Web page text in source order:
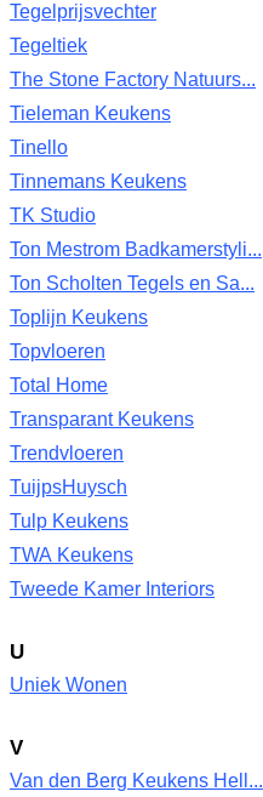
Tegelprijsvechter
Tegeltiek
The Stone Factory Natuurs...
Tieleman Keukens
Tinello
Tinnemans Keukens
TK Studio
Ton Mestrom Badkamerstyli...
Ton Scholten Tegels en Sa...
Toplijn Keukens
Topvloeren
Total Home
Transparant Keukens
Trendvloeren
TuijpsHuysch
Tulp Keukens
TWA Keukens
Tweede Kamer Interiors
U
Uniek Wonen
V
Van den Berg Keukens Hell...